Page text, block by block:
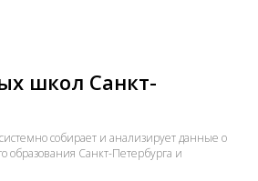
школ Санкт-
собирает и анализирует данные о
образования Санкт-Петербурга и